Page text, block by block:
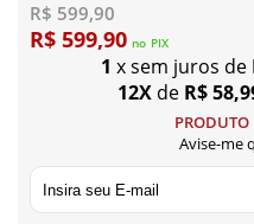
R$ 599,90
R$ 599,90 no PIX
1 x sem juros de
12X de R$
Avise-me